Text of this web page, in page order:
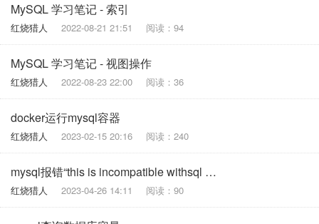
MySQL 学习笔记 - 索引
红烧猎人 2022-08-21 21:51 阅读：94
MySQL 学习笔记 - 视图操作
红烧猎人 2022-08-23 22:00 阅读：36
docker运行mysql容器
红烧猎人 2023-02-15 20:16 阅读：240
mysql报错“this is incompatible withsql mode=only full group by”，解决方案
红烧猎人 2023-04-26 14:11 阅读：90